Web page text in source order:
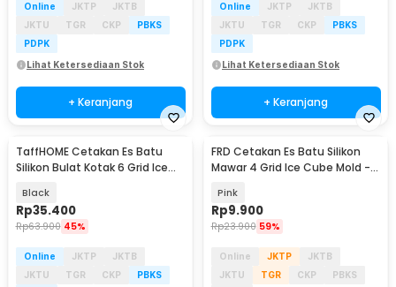
Online JKTP
JKTB
JKTU
TGR CKP
PBKS
PDPK
Lihat Ketersediaan Stok
+ Keranjang
Online JKTP
JKTB
JKTU
TGR CKP
PBKS
PDPK
Lihat Ketersediaan Stok
+ Keranjang
TaffHOME Cetakan Es Batu
Silikon Bulat Kotak 6 Grid Ice
Black
Rp35.400
Rp63.900 45%
Online JKTP
JKTB
JKTU
TGR CKP
PBKS
FRD Cetakan Es Batu Silikon
Mawar 4 Grid Ice Cube Mold -
Pink
Rp9.900
Rp23.900 59%
Online JKTP
JKTB
JKTU
TGR CKP
PBKS